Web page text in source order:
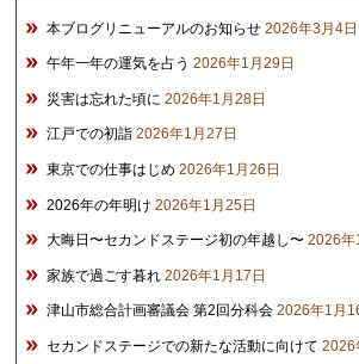
本ブログリニューアルのお知らせ 2026年3月4日
午年一年の運気を占う 2026年1月29日
災害は忘れた頃に 2026年1月28日
江戸での初詣 2026年1月27日
東京での仕事はじめ 2026年1月26日
2026年の年明け 2026年1月25日
大晦日〜セカンドステージ初の年越し〜 2026年
家族で過ごす暮れ 2026年1月17日
津山市総合計画審議会 第2回分科会 2026年1月
セカンドステージでの新たな活動に向けて 2026